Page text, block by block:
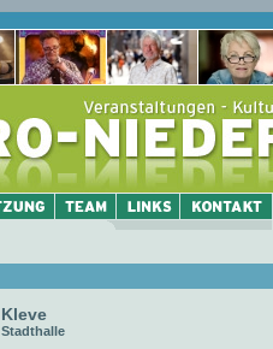
Kleve
Stadthalle